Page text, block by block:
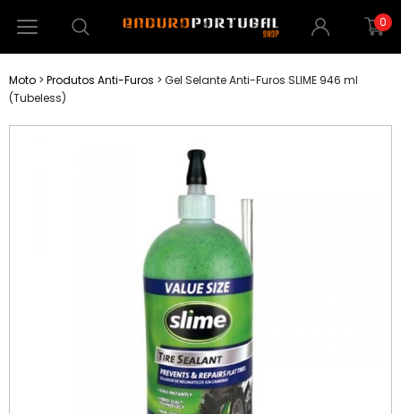
0
Moto > Produtos Anti-Furos > Gel Selante Anti-Furos SLIME 946 ml
(Tubeless)